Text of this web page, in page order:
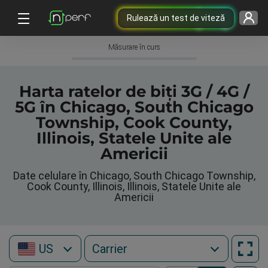
Rulează un test de viteză
Măsurare în curs
Harta ratelor de biți 3G / 4G /
5G în Chicago, South Chicago
Township, Cook County,
Illinois, Statele Unite ale
Americii
Date celulare în Chicago, South Chicago Township,
Cook County, Illinois, Illinois, Statele Unite ale
Americii
US